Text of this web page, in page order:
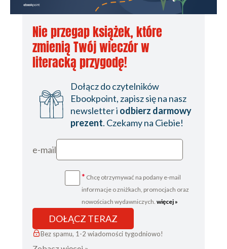
Nie przegap książek, które
zmienią Twój wieczór w
literacką przygodę!
Dołącz do czytelników
Ebookpoint, zapisz się na nasz
newsletter i odbierz darmowy
prezent. Czekamy na Ciebie!
e-mail
* Chcę otrzymywać na podany e-mail
informacje o zniżkach, promocjach oraz
nowościach wydawniczych. więcej »
DOŁĄCZ TERAZ
Bez spamu, 1-2 wiadomości tygodniowo!